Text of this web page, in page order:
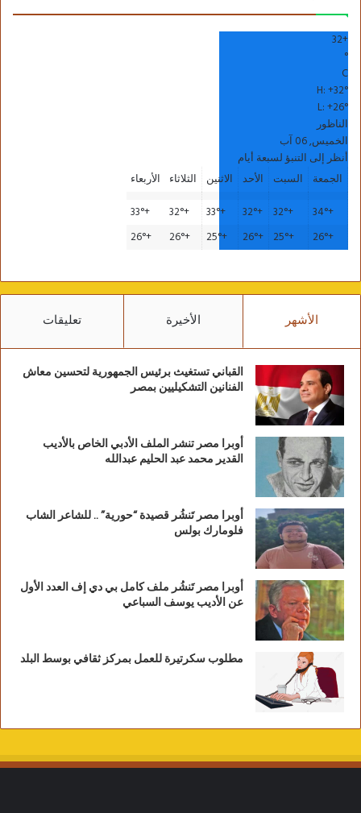
+
32
°
C
H:+32°
L:+26°
الناظور
الخميس, 06 آب
أنظر إلى التنبؤ لسبعة أيام
الجمعة
السبت الأحد الاثنين الثلاثاء
الأربعاء
+
34°
+
32°
+
32°
+
33°
+
32°
+
33°
+
26°
+
25°
+
26°
+
25°
+
26°
+
26°
الأشهر الأخيرة تعليقات
القباني تستغيث برئيس الجمهورية لتحسين معاش
الفنانين التشكيليين بمصر
أوبرا مصر تنشر الملف الأدبي الخاص بالأديب
القدير محمد عبد الحليم عبدالله
أوبرا مصر تَنشُر قصيدة “حورية” .. للشاعر الشاب
فلومارك بولس
أوبرا مصر تَنشُر ملف كامل بي دي إف العدد الأول
عن الأديب يوسف السباعي
مطلوب سكرتيرة للعمل بمركز ثقافي بوسط البلد